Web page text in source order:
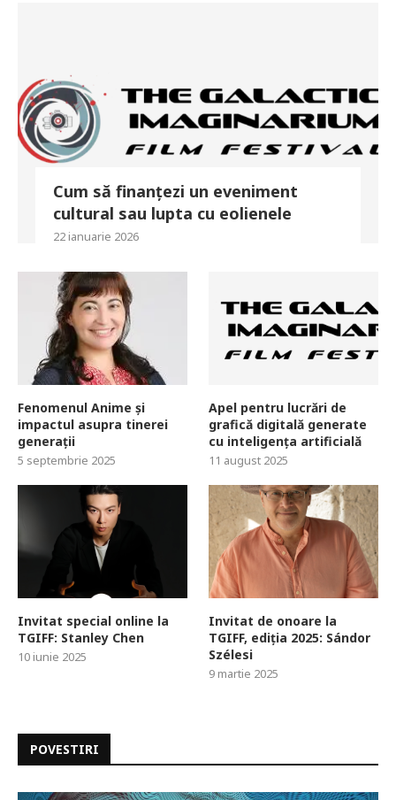
Cum să finanțezi un eveniment
cultural sau lupta cu eolienele
22 ianuarie 2026
Fenomenul Anime și
impactul asupra tinerei
generații
5 septembrie 2025
Apel pentru lucrări de
grafică digitală generate
cu inteligența artificială
11 august 2025
Invitat special online la
TGIFF: Stanley Chen
10 iunie 2025
Invitat de onoare la
TGIFF, ediția 2025: Sándor
Szélesi
9 martie 2025
POVESTIRI